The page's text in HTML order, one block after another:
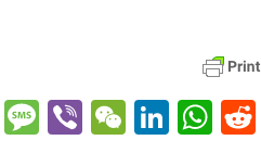
Pi M Vi W Li W